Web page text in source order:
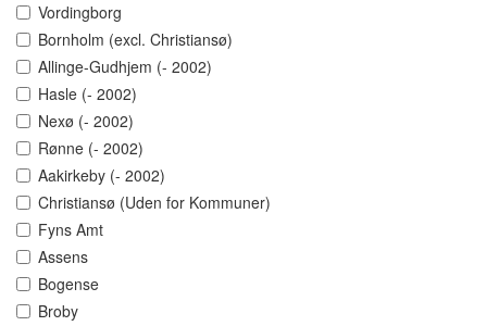
Vordingborg
Bornholm (excl. Christiansø)
Allinge-Gudhjem (- 2002)
Hasle (- 2002)
Nexø (- 2002)
Rønne (- 2002)
Aakirkeby (- 2002)
Christiansø (Uden for Kommuner)
Fyns Amt
Assens
Bogense
Broby